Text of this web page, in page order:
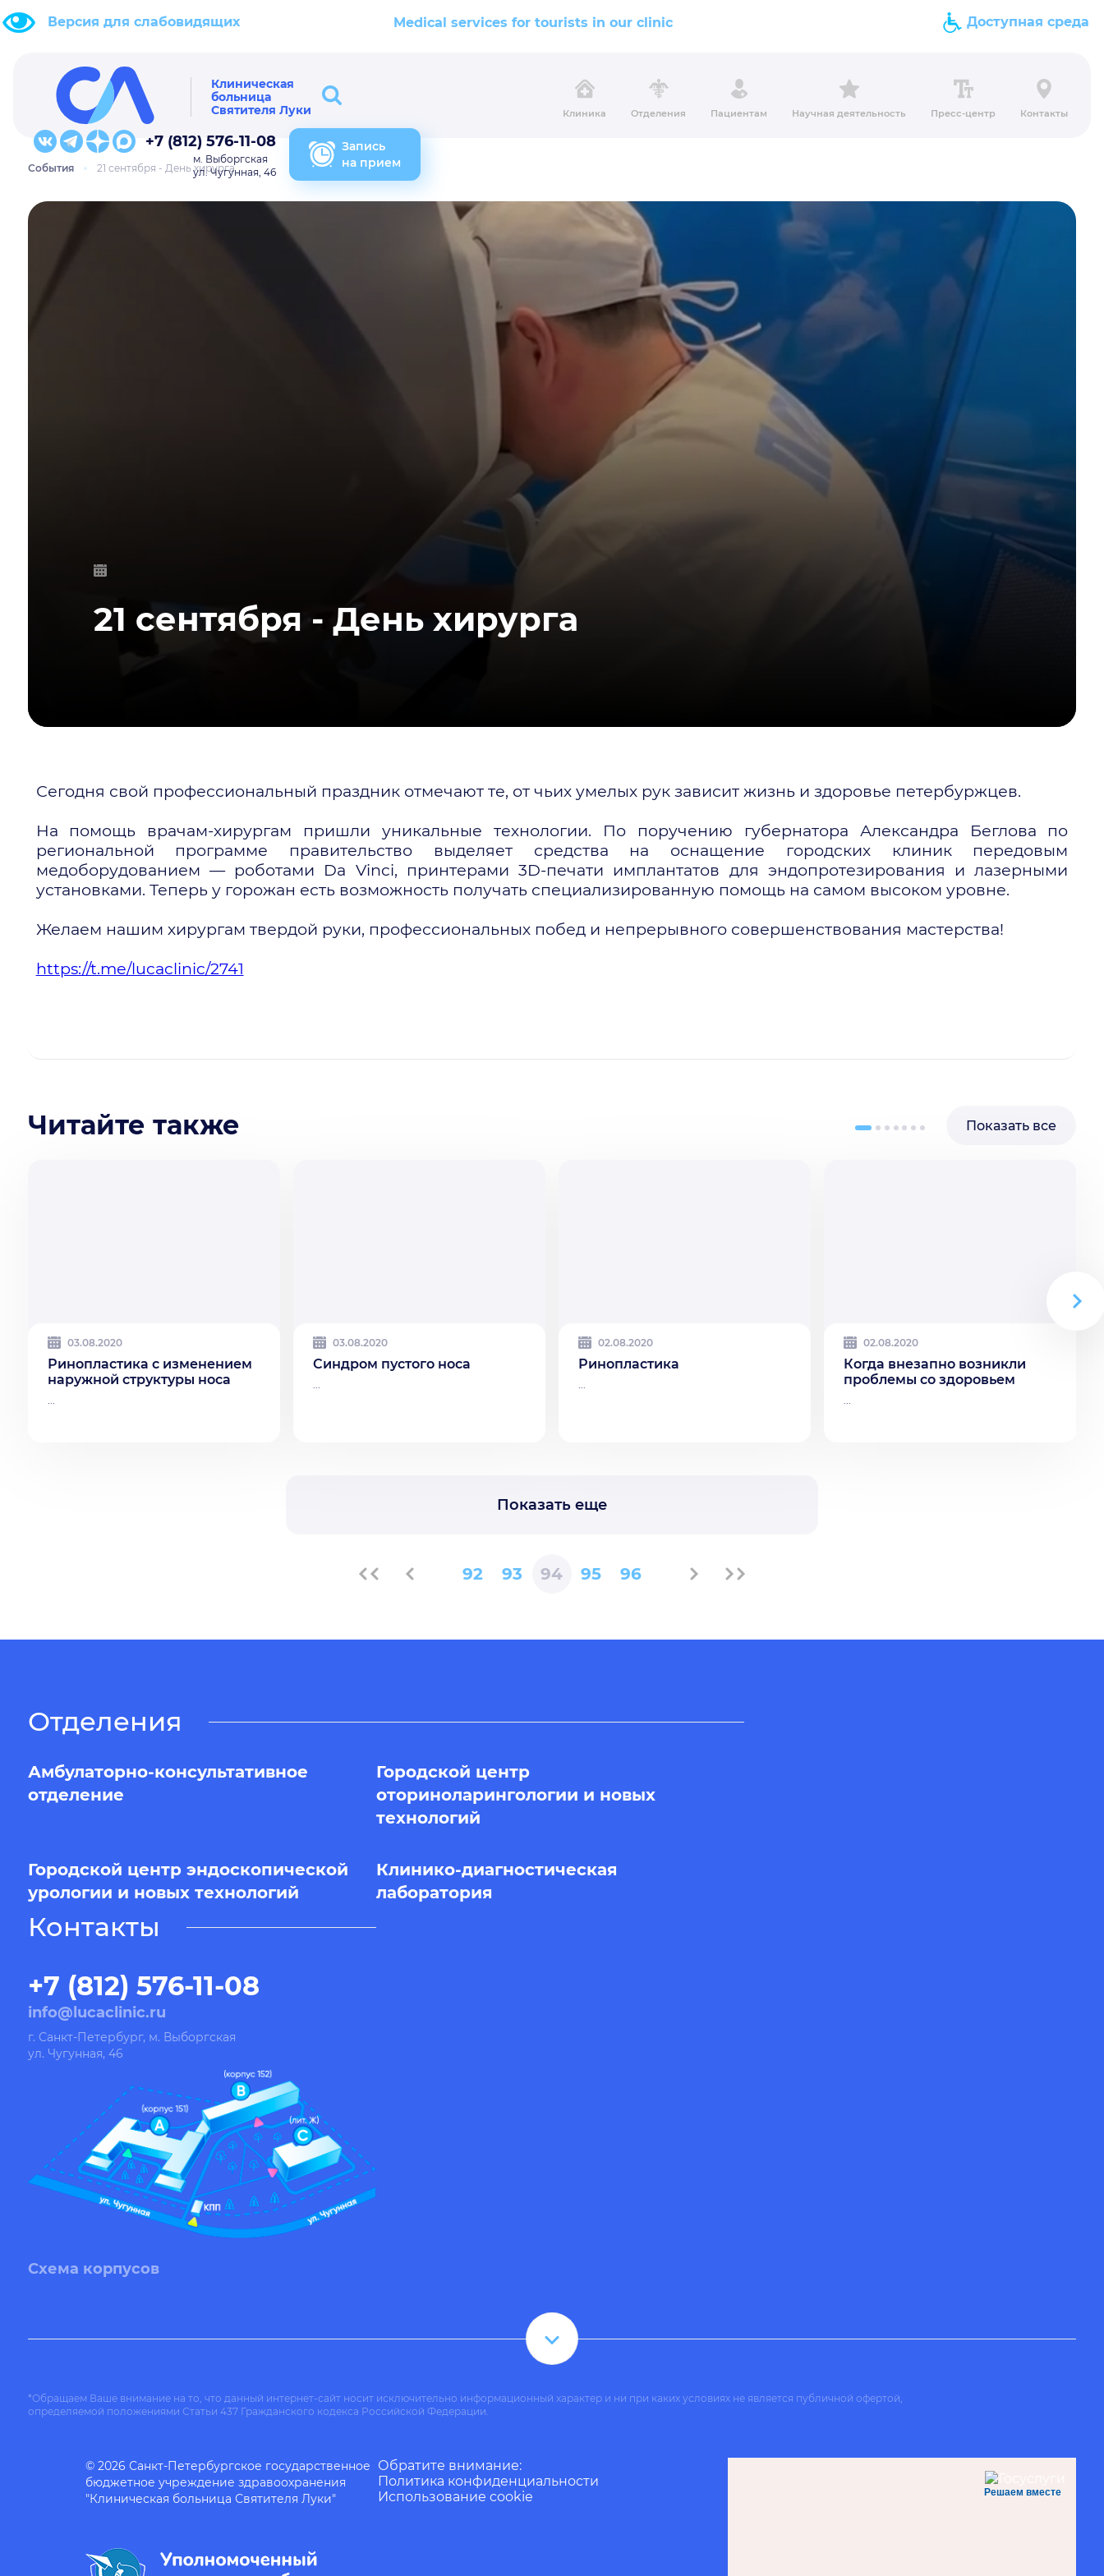
Версия для слабовидящих Medical services for tourists in our clinic Доступная среда
Клиническая
больница
Святителя Луки
Клиника Отделения Пациентам Научная деятельность Пресс-центр Контакты
+7 (812) 576-11-08
м. Выборгская
ул. Чугунная, 46
Запись
на прием
События 21 сентября - День хирурга
21 сентября - День хирурга
Сегодня свой профессиональный праздник отмечают те, от чьих умелых рук зависит жизнь и здоровье петербуржцев.
На помощь врачам-хирургам пришли уникальные технологии. По поручению губернатора Александра Беглова по
региональной программе правительство выделяет средства на оснащение городских клиник передовым
медоборудованием — роботами Da Vinci, принтерами 3D-печати имплантатов для эндопротезирования и лазерными
установками. Теперь у горожан есть возможность получать специализированную помощь на самом высоком уровне.
Желаем нашим хирургам твердой руки, профессиональных побед и непрерывного совершенствования мастерства!
https://t.me/lucaclinic/2741
Читайте также Показать все
03.08.2020
Ринопластика с изменением
наружной структуры носа
...
03.08.2020
Синдром пустого носа
...
02.08.2020
Ринопластика
...
02.08.2020
Когда внезапно возникли
проблемы со здоровьем
...
Показать еще
92 93 94 95 96
Отделения
Амбулаторно-консультативное
отделение
Городской центр
оториноларингологии и новых
технологий
Городской центр эндоскопической
урологии и новых технологий
Клинико-диагностическая
лаборатория
Контакты
+7 (812) 576-11-08
info@lucaclinic.ru
г. Санкт-Петербург, м. Выборгская
ул. Чугунная, 46
Схема корпусов
*Обращаем Ваше внимание на то, что данный интернет-сайт носит исключительно информационный характер и ни при каких условиях не является публичной офертой,
определяемой положениями Статьи 437 Гражданского кодекса Российской Федерации.
© 2026 Санкт-Петербургское государственное
бюджетное учреждение здравоохранения
"Клиническая больница Святителя Луки"
Обратите внимание:
Политика конфиденциальности
Использование cookie
Решаем вместе